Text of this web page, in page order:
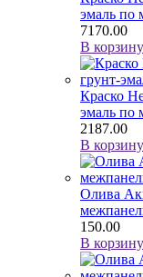
эмаль по
7170.00
В корзину
Краско
эмаль по
2187.00
В корзину
Олива
150.00
В корзину